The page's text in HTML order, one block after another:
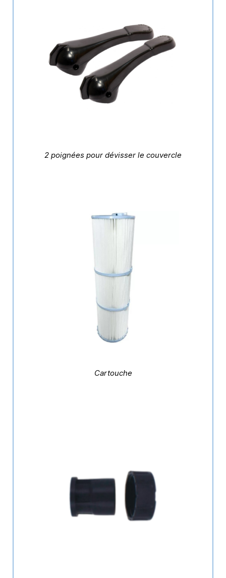
Cartouche
2 poignées pour dévisser le couvercle